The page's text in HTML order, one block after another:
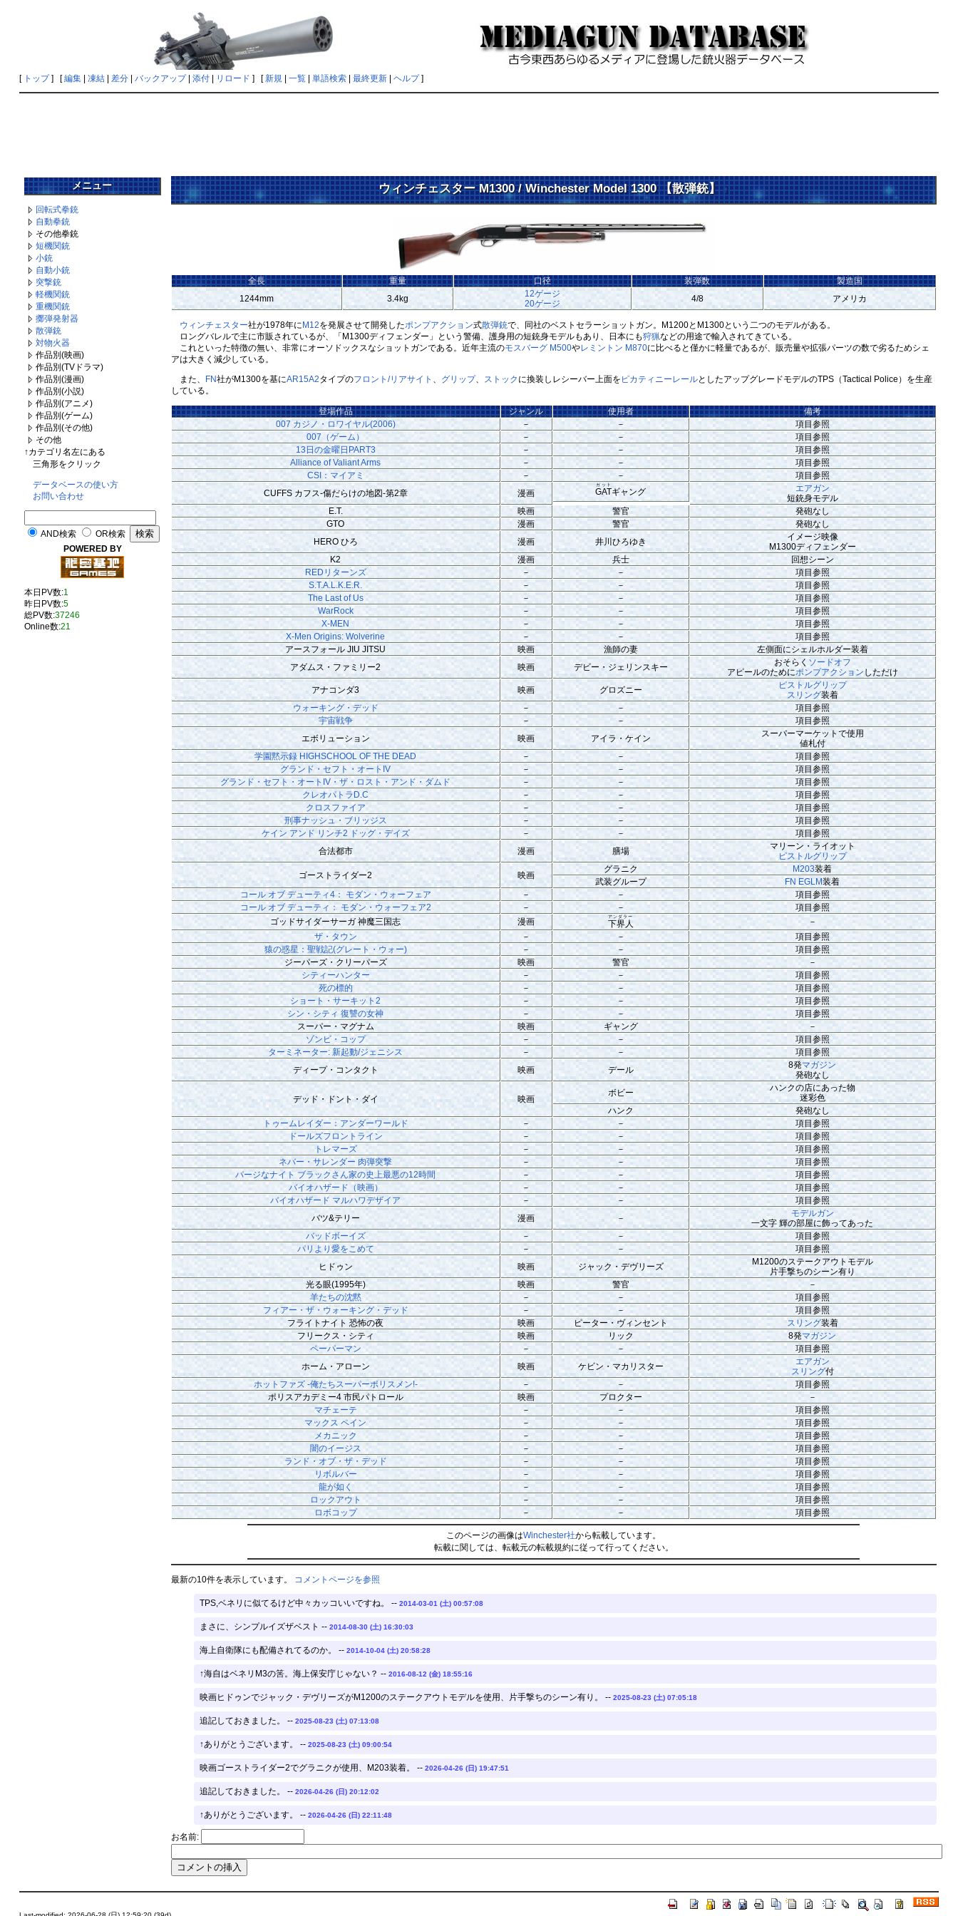
[ トップ] [編集| 凍結| 差分| バックアップ| 添付| リロード ] [新規| 一覧| 単語検索| 最終更新| ヘルプ]
メニュー
回転式拳銃
自動拳銃
その他拳銃
短機関銃
小銃
自動小銃
突撃銃
軽機関銃
重機関銃
擲弾発射器
散弾銃
対物火器
作品別(映画)
作品別(TVドラマ)
作品別(漫画)
作品別(小説)
作品別(アニメ)
作品別(ゲーム)
作品別(その他)
その他
↑カテゴリ名左にある
三角形をクリック
データベースの使い方
お問い合わせ
AND検索
OR検索
POWERED BY
本日PV数:1
昨日PV数:5
総PV数:37246
Online数:21
ウィンチェスター M1300 / Winchester Model 1300 【散弾銃】 †
全長 重量 口径 装弾数
製造国
1244mm
3.4kg
12ゲージ
20ゲージ
4/8 アメリカ
ウィンチェスター社が1978年にM12を発展させて開発したポンプアクション式散弾銃で、同社のベストセラーショットガン。M1200とM1300という二つのモデルがある。
ロングバレルで主に市販されているが、「M1300ディフェンダー」という警備、護身用の短銃身モデルもあり、日本にも狩猟などの用途で輸入されてきている。
これといった特徴の無い、非常にオーソドックスなショットガンである。近年主流のモスバーグ M500やレミントン M870に比べると僅かに軽量であるが、販売量や拡張パーツの数で劣るためシェ
アは大きく減少している。
また、 FN社がM1300を基にAR15A2タイプのフロント/リアサイト 、 グリップ、 ストック に換装しレシーバー上面を ピカティニーレールとしたアップグレードモデルのTPS（Tactical Police）を生産
している。
登場作品 ジャンル 使用者
備考
007 カジノ・ロワイヤル(2006)
－ －
項目参照
007（ゲーム）
－ －
項目参照
13日の金曜日PART3
－ －
項目参照
Alliance of Valiant Arms
－ －
項目参照
CSI：マイアミ
－ －
項目参照
CUFFS カフス-傷だらけの地図-第2章
漫画 GAT
ガット
ギャング
エアガン
短銃身モデル
E.T.
映画 警官
発砲なし
GTO
漫画 警官
発砲なし
HERO ひろ
漫画 井川ひろゆき
イメージ映像
M1300ディフェンダー
K2
漫画 兵士
回想シーン
REDリターンズ
－ －
項目参照
S.T.A.L.K.E.R.
－ －
項目参照
The Last of Us
－ －
項目参照
WarRock
－ －
項目参照
X-MEN
－ －
項目参照
X-Men Origins: Wolverine
－ －
項目参照
アースフォール JIU JITSU
映画 漁師の妻
左側面にシェルホルダー装着
アダムス・ファミリー2
映画 デビー・ジェリンスキー おそらく ソードオフ
アピールのためにポンプアクション しただけ
アナコンダ3
映画 グロズニー
ピストルグリップ
スリング装着
ウォーキング・デッド
－ －
項目参照
宇宙戦争
－ －
項目参照
エボリューション
映画 アイラ・ケイン
スーパーマーケットで使用
値札付
学園黙示録 HIGHSCHOOL OF THE DEAD
－ －
項目参照
グランド・セフト・オートIV
－ －
項目参照
グランド・セフト・オートIV・ザ・ロスト・アンド・ダムド
－ －
項目参照
クレオパトラD.C
－ －
項目参照
クロスファイア
－ －
項目参照
刑事ナッシュ・ブリッジス
－ －
項目参照
ケイン アンド リンチ2 ドッグ・デイズ
－ －
項目参照
合法都市
漫画 膳場
マリーン・ライオット
ピストルグリップ
ゴーストライダー2
映画
グラニク M203装着
武装グループ
FN EGLM装着
コール オブ デューティ4： モダン・ウォーフェア
－ －
項目参照
コール オブ デューティ： モダン・ウォーフェア2
－ －
項目参照
ゴッドサイダーサーガ 神魔三国志
漫画 下界人
アンダラー
－
ザ・タウン
－ －
項目参照
猿の惑星：聖戦記(グレート・ウォー)
－ －
項目参照
ジーパーズ・クリーパーズ
映画 警官
－
シティーハンター
－ －
項目参照
死の標的
－ －
項目参照
ショート・サーキット2
－ －
項目参照
シン・シティ 復讐の女神
－ －
項目参照
スーパー・マグナム
映画 ギャング
－
ゾンビ・コップ
－ －
項目参照
ターミネーター: 新起動/ジェニシス
－ －
項目参照
ディープ・コンタクト
映画 デール 8発マガジン
発砲なし
デッド・ドント・ダイ 映画
ボビー
ハンクの店にあった物
迷彩色
ハンク
発砲なし
トゥームレイダー：アンダーワールド
－ －
項目参照
ドールズフロントライン
－ －
項目参照
トレマーズ
－ －
項目参照
ネバー・サレンダー 肉弾突撃
－ －
項目参照
パージなナイト ブラックさん家の史上最悪の12時間
－ －
項目参照
バイオハザード（映画）
－ －
項目参照
バイオハザード マルハワデザイア
－ －
項目参照
バツ&テリー
漫画 －
モデルガン
一文字 輝の部屋に飾ってあった
バッドボーイズ
－ －
項目参照
パリより愛をこめて
－ －
項目参照
ヒドゥン
映画 ジャック・デヴリーズ
M1200のステークアウトモデル
片手撃ちのシーン有り
光る眼(1995年)
映画 警官
－
羊たちの沈黙
－ －
項目参照
フィアー・ザ・ウォーキング・デッド
－ －
項目参照
フライトナイト 恐怖の夜
映画 ピーター・ヴィンセント スリング装着
フリークス・シティ
映画 リック 8発マガジン
ペーパーマン
－ －
項目参照
ホーム・アローン
映画 ケビン・マカリスター
エアガン
スリング付
ホットファズ -俺たちスーパーポリスメン!-
－ －
項目参照
ポリスアカデミー4 市民パトロール
映画 プロクター
－
マチェーテ
－ －
項目参照
マックス ペイン
－ －
項目参照
メカニック
－ －
項目参照
闇のイージス
－ －
項目参照
ランド・オブ・ザ・デッド
－ －
項目参照
リボルバー
－ －
項目参照
龍が如く
－ －
項目参照
ロックアウト
－ －
項目参照
ロボコップ
－ － 項目参照
このページの画像はWinchester社から転載しています。
転載に関しては、転載元の転載規約に従って行ってください。
最新の10件を表示しています。 コメントページを参照
TPS,ベネリに似てるけど中々カッコいいですね。 -- 2014-03-01 (土) 00:57:08
まさに、シンプルイズザベスト -- 2014-08-30 (土) 16:30:03
海上自衛隊にも配備されてるのか。 -- 2014-10-04 (土) 20:58:28
↑海自はベネリM3の筈。海上保安庁じゃない？ -- 2016-08-12 (金) 18:55:16
映画ヒドゥンでジャック・デヴリーズがM1200のステークアウトモデルを使用、片手撃ちのシーン有り。 -- 2025-08-23 (土) 07:05:18
追記しておきました。 -- 2025-08-23 (土) 07:13:08
↑ありがとうございます。 -- 2025-08-23 (土) 09:00:54
映画ゴーストライダー2でグラニクが使用、M203装着。 -- 2026-04-26 (日) 19:47:51
追記しておきました。 -- 2026-04-26 (日) 20:12:02
↑ありがとうございます。 -- 2026-04-26 (日) 22:11:48
お名前: